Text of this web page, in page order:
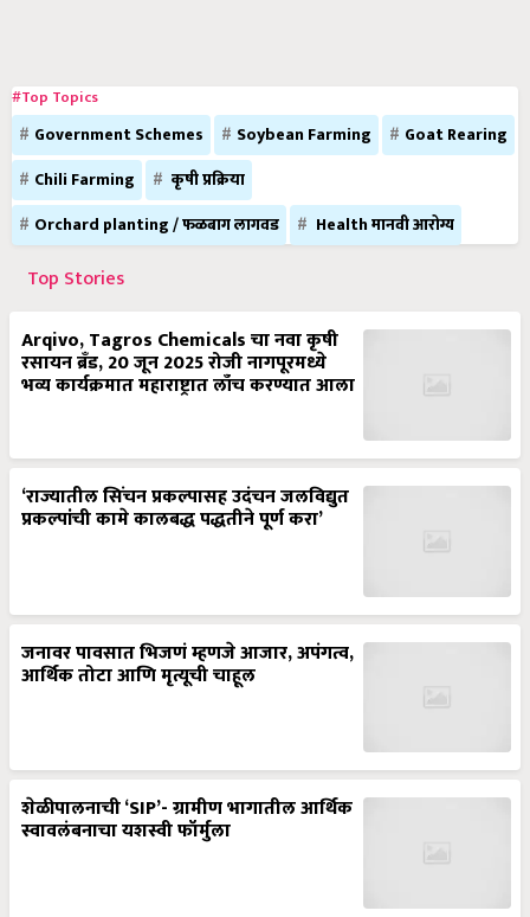
#Top Topics
Government Schemes Soybean Farming
Goat Rearing
Chili Farming
कृषी प्रक्रिया
Orchard planting / फळबाग लागवड
Health मानवी आरोग्य
Top Stories
Arqivo, Tagros Chemicals चा नवा कृषी
रसायन ब्रँड, 20 जून 2025 रोजी नागपूरमध्ये
भव्य कार्यक्रमात महाराष्ट्रात लाँच करण्यात आला
‘राज्यातील सिंचन प्रकल्पासह उदंचन जलविद्युत
प्रकल्पांची कामे कालबद्ध पद्धतीने पूर्ण करा’
जनावर पावसात भिजणं म्हणजे आजार, अपंगत्व,
आर्थिक तोटा आणि मृत्यूची चाहूल
शेळीपालनाची ‘SIP’- ग्रामीण भागातील आर्थिक
स्वावलंबनाचा यशस्वी फॉर्मुला